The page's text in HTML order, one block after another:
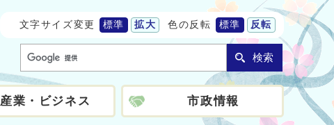
文字サイズ変更 標準 拡大 色の反転 標準 反転
検索
産業・ビジネス 市政情報